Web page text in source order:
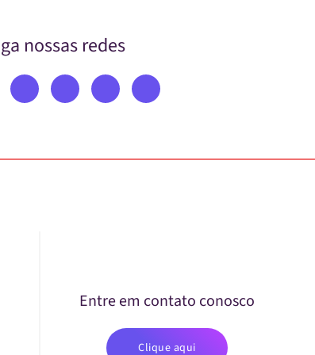
nossas redes
Entre em contato conosco
Clique aqui